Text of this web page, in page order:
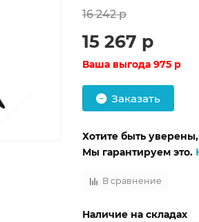
16 242 р
15 267 р
Ваша выгода 975 р
Заказать
Хотите быть
Мы гарантируем это.
В сравнение
Наличие на складах